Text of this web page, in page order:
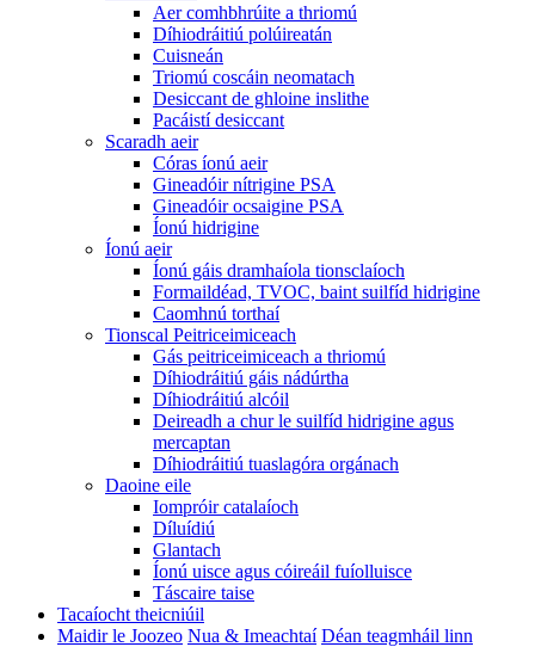
Aer comhbhrúite a thriomú
Díhiodráitiú polúireatán
Cuisneán
Triomú coscáin neomatach
Desiccant de ghloine inslithe
Pacáistí desiccant
Scaradh aeir
Córas íonú aeir
Gineadóir nítrigine PSA
Gineadóir ocsaigine PSA
Íonú hidrigine
Íonú aeir
Íonú gáis dramhaíola tionsclaíoch
Formaildéad, TVOC, baint suilfíd hidrigine
Caomhnú torthaí
Tionscal Peitriceimiceach
Gás peitriceimiceach a thriomú
Díhiodráitiú gáis nádúrtha
Díhiodráitiú alcóil
Deireadh a chur le suilfíd hidrigine agus
mercaptan
Díhiodráitiú tuaslagóra orgánach
Daoine eile
Iompróir catalaíoch
Díluídiú
Glantach
Íonú uisce agus cóireáil fuíolluisce
Táscaire taise
Tacaíocht theicniúil
Maidir le Joozeo Nua & Imeachtaí Déan teagmháil linn